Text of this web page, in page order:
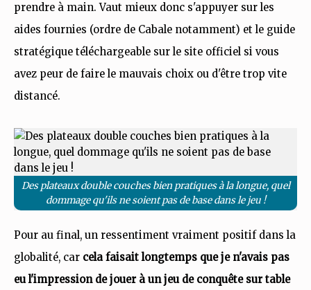
prendre à main. Vaut mieux donc s'appuyer sur les
aides fournies (ordre de Cabale notamment) et le guide
stratégique téléchargeable sur le site officiel si vous
avez peur de faire le mauvais choix ou d'être trop vite
distancé.
Des plateaux double couches bien pratiques à la longue, quel
dommage qu'ils ne soient pas de base dans le jeu !
Pour au final, un ressentiment vraiment positif dans la
globalité, car cela faisait longtemps que je n'avais pas
eu l'impression de jouer à un jeu de conquête sur table